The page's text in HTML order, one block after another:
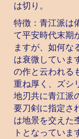
は切り。
特徴：青江派は
て平安時代末期
ますが、如何な
は衰微していま
の作と云われる
重ね厚く、ズシ
地刃共に青江派
要刀剣に指定さ
は地景を交えた
トとなっていま